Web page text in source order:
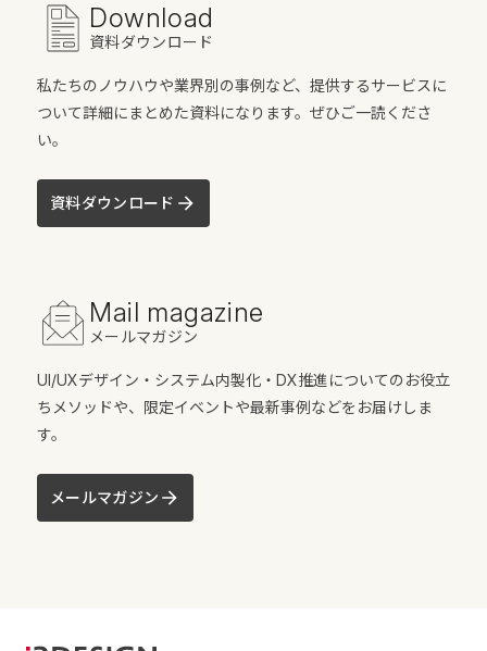
Download
資料ダウンロード
私たちのノウハウや業界別の事例など、提供するサービスに
ついて詳細にまとめた資料になります。ぜひご一読くださ
い。
資料ダウンロード
Mail magazine
メールマガジン
UI/UXデザイン・システム内製化・DX推進についてのお役立
ちメソッドや、限定イベントや最新事例などをお届けしま
す。
メールマガジン